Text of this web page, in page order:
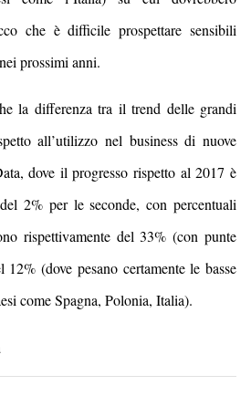
che è difficile prospettare sensibili
prossimi anni.
la differenza tra il trend delle grandi
all’utilizzo nel businessdi nuove
dove il progresso rispetto al 2017 è
2% per le seconde, con percentuali
rispettivamente del 33%(con punte
l 12%(dove pesano certamente le basse
come Spagna, Polonia, Italia).